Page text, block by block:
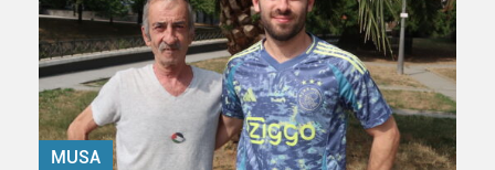
baliatzen gara. Ohar hau onartuz gero, teknologia hori
erabiltzeko baimen esplizitua ematen diguzu.Gehiago
irakurri
MUSA